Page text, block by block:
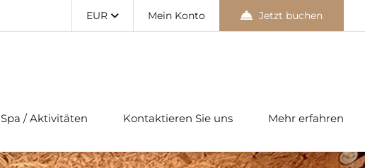
EUR Mein Konto Jetzt buchen
Spa / Aktivitäten Kontaktieren Sie uns Mehr erfahren
Newsletter